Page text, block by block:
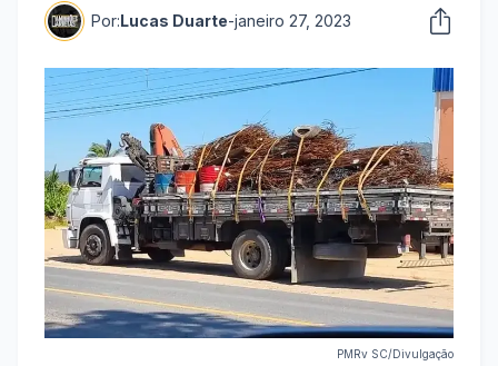
Por:Lucas Duarte-janeiro 27, 2023
PMRv SC/Divulgação